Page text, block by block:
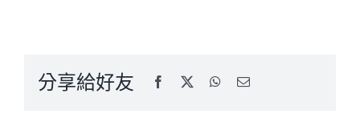
分享給好友